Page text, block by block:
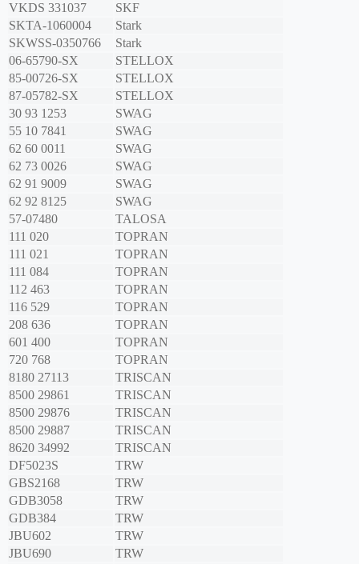
VKDS 331037
SKF
SKTA-1060004
Stark
SKWSS-0350766
Stark
06-65790-SX
STELLOX
85-00726-SX
STELLOX
87-05782-SX
STELLOX
30 93 1253
SWAG
55 10 7841
SWAG
62 60 0011
SWAG
62 73 0026
SWAG
62 91 9009
SWAG
62 92 8125
SWAG
57-07480
TALOSA
111 020
TOPRAN
111 021
TOPRAN
111 084
TOPRAN
112 463
TOPRAN
116 529
TOPRAN
208 636
TOPRAN
601 400
TOPRAN
720 768
TOPRAN
8180 27113
TRISCAN
8500 29861
TRISCAN
8500 29876
TRISCAN
8500 29887
TRISCAN
8620 34992
TRISCAN
DF5023S
TRW
GBS2168
TRW
GDB3058
TRW
GDB384
TRW
JBU602
TRW
JBU690
TRW